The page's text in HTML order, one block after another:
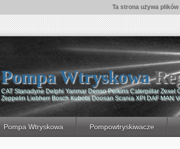
Ta strona używa
Pompa Wtryskowa
CAT Stanadyne Delphi Yanmar Denso Perkins Caterpillar Zexel
Zeppelin Liebherr Bosch Kubota Doosan Scania XPI DAF MAN
Pompa Wtryskowa Pompowtryskiwacze